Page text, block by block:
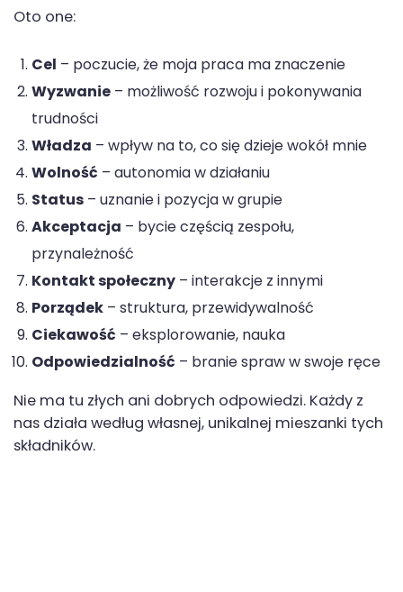
Oto one:
Cel
– poczucie, że moja praca ma znaczenie
Wyzwanie – możliwość rozwoju i pokonywania
trudności
Władza – wpływ na to, co się dzieje wokół mnie
Wolność – autonomia w działaniu
Status – uznanie i pozycja w grupie
Akceptacja – bycie częścią zespołu,
przynależność
Kontakt społeczny – interakcje z innymi
Porządek – struktura, przewidywalność
Ciekawość – eksplorowanie, nauka
Odpowiedzialność – branie spraw w swoje ręce
Nie ma tu złych ani dobrych odpowiedzi. Każdy z
nas działa według własnej, unikalnej mieszanki tych
składników.